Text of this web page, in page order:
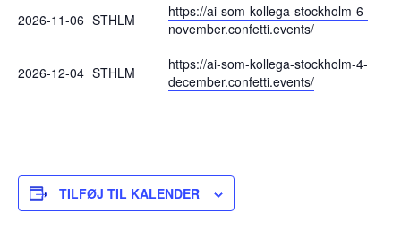
2026-11-06 STHLM
https://ai-som-kollega-stockholm-6-
november.confetti.events/
2026-12-04 STHLM
https://ai-som-kollega-stockholm-4-
december.confetti.events/
TILFØJ TIL KALENDER